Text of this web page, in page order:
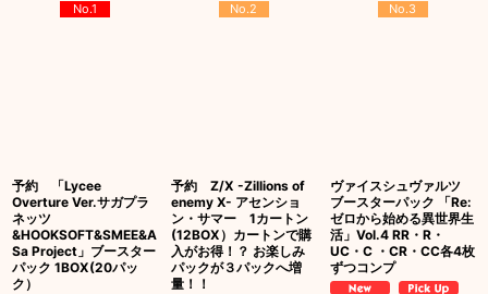
No.1
予約 「Lycee
Overture Ver.サガプラ
ネッツ
&HOOKSOFT&SMEE&A
Sa Project」ブースター
パック 1BOX(20パッ
ク）
No.2
予約 Z/X -Zillions of
enemy X- アセンショ
ン・サマー 1カートン
(12BOX）カートンで購
入がお得！？ お楽しみ
パックが３パックへ増
量！！
No.3
ヴァイスシュヴァルツ
ブースターパック 「Re:
ゼロから始める異世界生
活」Vol.4 RR・R・
UC・C ・CR・CC各4枚
ずつコンプ